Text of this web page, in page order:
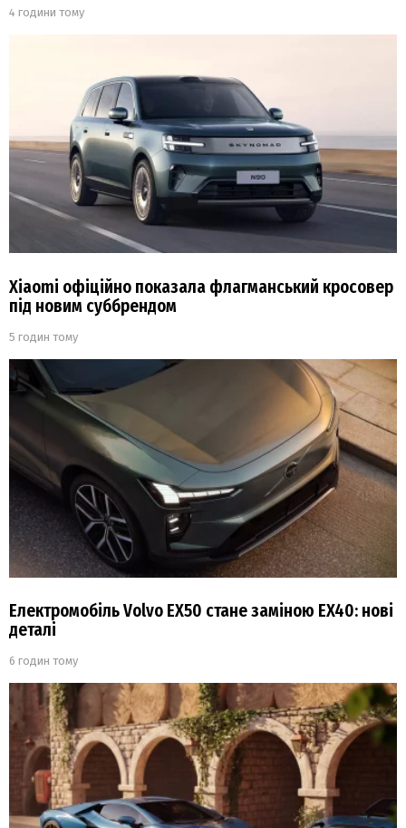
4 години тому
Xiaomi офіційно показала флагманський кросовер
під новим суббрендом
5 годин тому
Електромобіль Volvo EX50 стане заміною EX40: нові
деталі
6 годин тому